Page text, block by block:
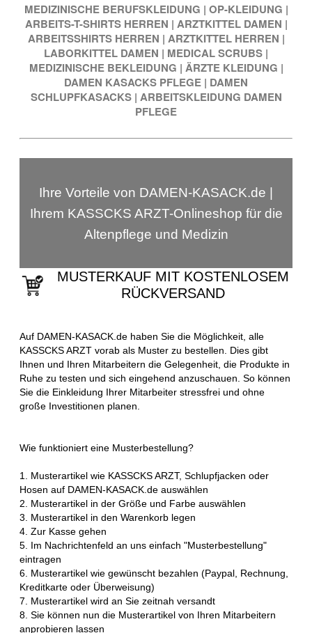
MEDIZINISCHE BERUFSKLEIDUNG | OP-KLEIDUNG |
ARBEITS-T-SHIRTS HERREN | ARZTKITTEL DAMEN |
ARBEITSSHIRTS HERREN | ARZTKITTEL HERREN |
LABORKITTEL DAMEN | MEDICAL SCRUBS |
MEDIZINISCHE BEKLEIDUNG | ÄRZTE KLEIDUNG |
DAMEN KASACKS PFLEGE | DAMEN
SCHLUPFKASACKS | ARBEITSKLEIDUNG DAMEN
PFLEGE
Ihre Vorteile von DAMEN-KASACK.de |
Ihrem KASSCKS ARZT-Onlineshop für die
Altenpflege und Medizin
MUSTERKAUF MIT KOSTENLOSEM
RÜCKVERSAND
Auf DAMEN-KASACK.de haben Sie die Möglichkeit, alle
KASSCKS ARZT vorab als Muster zu bestellen. Dies gibt
Ihnen und Ihren Mitarbeitern die Gelegenheit, die Produkte in
Ruhe zu testen und sich eingehend anzuschauen. So können
Sie die Einkleidung Ihrer Mitarbeiter stressfrei und ohne
große Investitionen planen.
Wie funktioniert eine Musterbestellung?
1. Musterartikel wie KASSCKS ARZT, Schlupfjacken oder
Hosen auf DAMEN-KASACK.de auswählen
2. Musterartikel in der Größe und Farbe auswählen
3. Musterartikel in den Warenkorb legen
4. Zur Kasse gehen
5. Im Nachrichtenfeld an uns einfach "Musterbestellung"
eintragen
6. Musterartikel wie gewünscht bezahlen (Paypal, Rechnung,
Kreditkarte oder Überweisung)
7. Musterartikel wird an Sie zeitnah versandt
8. Sie können nun die Musterartikel von Ihren Mitarbeitern
anprobieren lassen